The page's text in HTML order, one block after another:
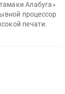
Алабуга»
процессор
печати.